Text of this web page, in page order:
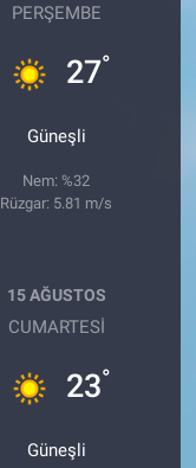
PERŞEMBE
27°
Güneşli
Nem: %32
Rüzgar: 5.81 m/s
15 AĞUSTOS
CUMARTESI
23°
Güneşli